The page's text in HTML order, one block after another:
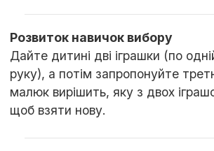
Розвиток навичок вибору
Дайте дитині дві іграшки (по
руку), а потім запропонуйте
малюк вирішить, яку з двох
щоб взяти нову.